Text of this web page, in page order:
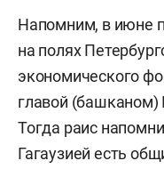
Напомним, в июне
на полях
экономического
главой (башканом)
Тогда раис
Гагаузией есть